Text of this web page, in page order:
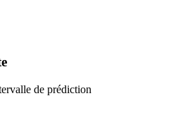
de prédiction